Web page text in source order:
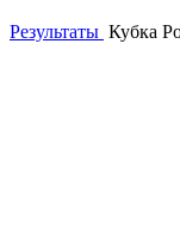
Результаты Кубка